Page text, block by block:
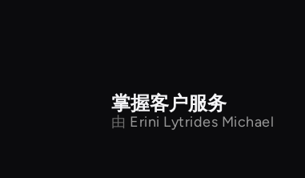
掌握客户服务
由 Erini Lytrides Michael